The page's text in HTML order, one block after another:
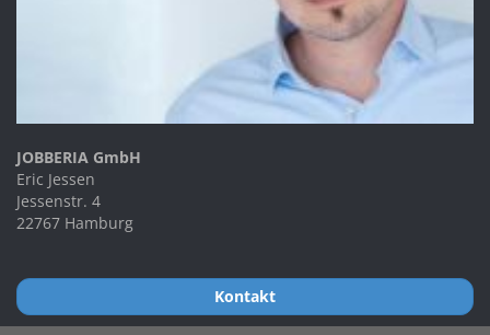
JOBBERIA GmbH
Eric Jessen
Jessenstr. 4
22767 Hamburg
Kontakt